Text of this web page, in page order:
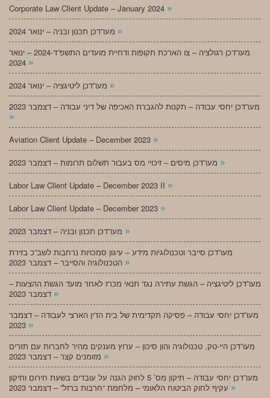
Corporate Law Client Update – January 2024 »
»
מעו”דכן רגולציה – צו הארכת תקופות ודחיית מועדים התשפ”ד-2024 – ינואר
»
»
מעו”דכן יחסי עבודה – תקנות להגברת האכיפה של דיני עבודה – דצמבר 2023
»
Aviation Client Update – December 2023 »
»
Labor Law Client Update – December 2023 II »
Labor Law Client Update – December 2023 »
»
מעו”דכן סייבר וטכנולוגיות מידע – עיגון סמכויות נרחבות לשב”כ בזירת
»
מעו”דכן ליטיגציה – הגשת עתירה נגד תנאי מכרז לאחר מועד הגשת ההצעות –
»
מעו”דכן יחסי עבודה – פסיקה תקדימית של בית הדין הארצי לעבודה – דצמבר
»
מעו”דכן היי-טק, טכנולוגיה והון סיכון – ערוץ מענקים מהיר לחברות עם תזרים
»
מעו”דכן יחסי עבודה – תיקון מס’ 5 לחוק הגנה על עובדים בשעת חירום ותיקון
»